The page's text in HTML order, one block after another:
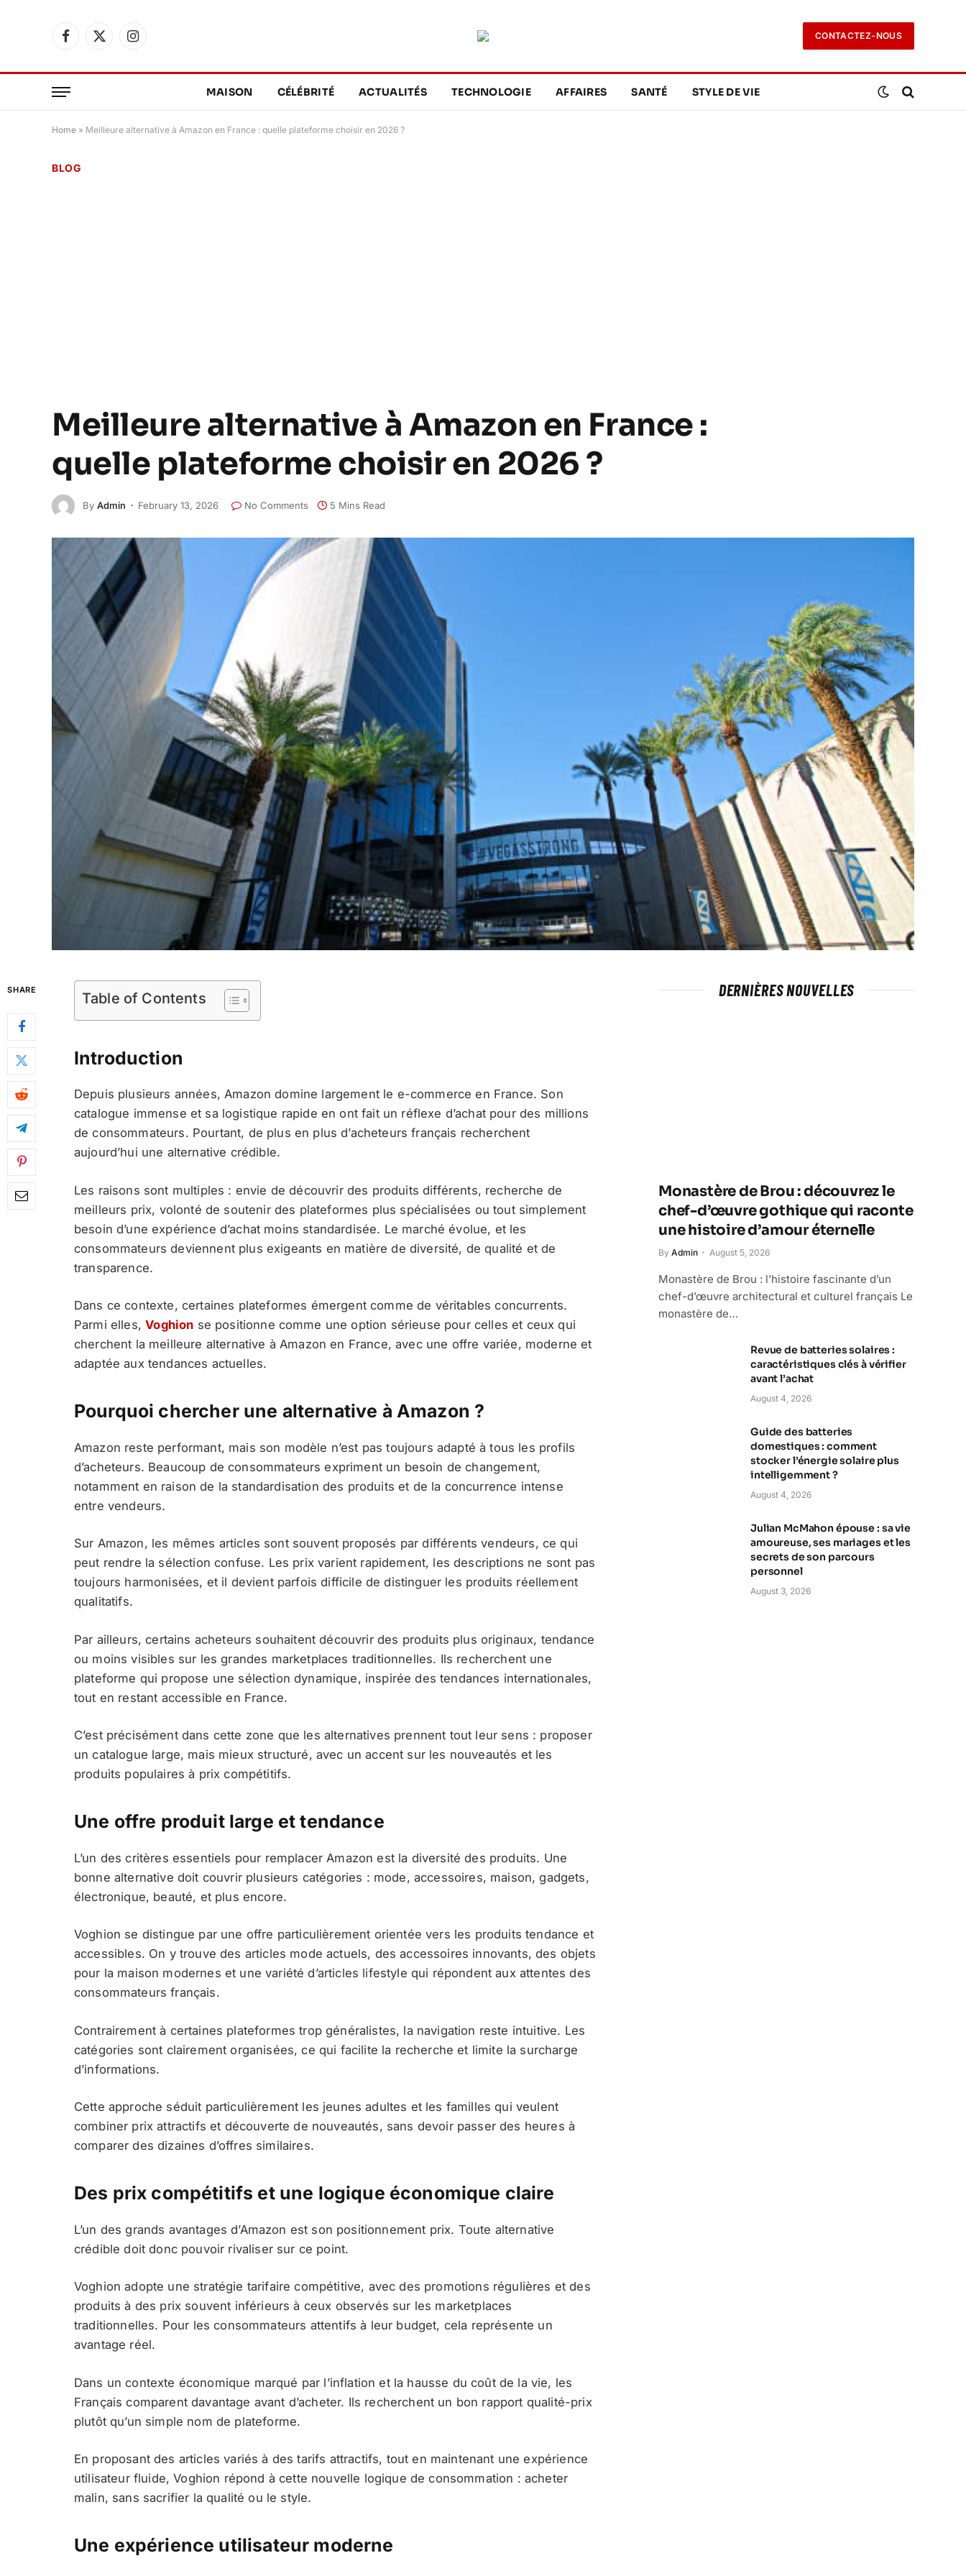
Facebook
X
Instagram
CONTACTEZ-NOUS
MAISON CÉLÉBRITÉ ACTUALITÉS TECHNOLOGIE AFFAIRES SANTÉ STYLE DE VIE
Home » Meilleure alternative à Amazon en France : quelle plateforme choisir en 2026 ?
BLOG
Meilleure alternative à Amazon en France :
quelle plateforme choisir en 2026 ?
By Admin February 13, 2026 No Comments 5 Mins Read
SHARE
Table of Contents
Introduction
Depuis plusieurs années, Amazon domine largement le e-commerce en France. Son
catalogue immense et sa logistique rapide en ont fait un réflexe d’achat pour des millions
de consommateurs. Pourtant, de plus en plus d’acheteurs français recherchent
aujourd’hui une alternative crédible.
Les raisons sont multiples : envie de découvrir des produits différents, recherche de
meilleurs prix, volonté de soutenir des plateformes plus spécialisées ou tout simplement
besoin d’une expérience d’achat moins standardisée. Le marché évolue, et les
consommateurs deviennent plus exigeants en matière de diversité, de qualité et de
transparence.
Dans ce contexte, certaines plateformes émergent comme de véritables concurrents.
Parmi elles, Voghion se positionne comme une option sérieuse pour celles et ceux qui
cherchent la meilleure alternative à Amazon en France, avec une offre variée, moderne et
adaptée aux tendances actuelles.
Pourquoi chercher une alternative à Amazon ?
Amazon reste performant, mais son modèle n’est pas toujours adapté à tous les profils
d’acheteurs. Beaucoup de consommateurs expriment un besoin de changement,
notamment en raison de la standardisation des produits et de la concurrence intense
entre vendeurs.
Sur Amazon, les mêmes articles sont souvent proposés par différents vendeurs, ce qui
peut rendre la sélection confuse. Les prix varient rapidement, les descriptions ne sont pas
toujours harmonisées, et il devient parfois difficile de distinguer les produits réellement
qualitatifs.
Par ailleurs, certains acheteurs souhaitent découvrir des produits plus originaux, tendance
ou moins visibles sur les grandes marketplaces traditionnelles. Ils recherchent une
plateforme qui propose une sélection dynamique, inspirée des tendances internationales,
tout en restant accessible en France.
C’est précisément dans cette zone que les alternatives prennent tout leur sens : proposer
un catalogue large, mais mieux structuré, avec un accent sur les nouveautés et les
produits populaires à prix compétitifs.
Une offre produit large et tendance
L’un des critères essentiels pour remplacer Amazon est la diversité des produits. Une
bonne alternative doit couvrir plusieurs catégories : mode, accessoires, maison, gadgets,
électronique, beauté, et plus encore.
Voghion se distingue par une offre particulièrement orientée vers les produits tendance et
accessibles. On y trouve des articles mode actuels, des accessoires innovants, des objets
pour la maison modernes et une variété d’articles lifestyle qui répondent aux attentes des
consommateurs français.
Contrairement à certaines plateformes trop généralistes, la navigation reste intuitive. Les
catégories sont clairement organisées, ce qui facilite la recherche et limite la surcharge
d’informations.
Cette approche séduit particulièrement les jeunes adultes et les familles qui veulent
combiner prix attractifs et découverte de nouveautés, sans devoir passer des heures à
comparer des dizaines d’offres similaires.
Des prix compétitifs et une logique économique claire
L’un des grands avantages d’Amazon est son positionnement prix. Toute alternative
crédible doit donc pouvoir rivaliser sur ce point.
Voghion adopte une stratégie tarifaire compétitive, avec des promotions régulières et des
produits à des prix souvent inférieurs à ceux observés sur les marketplaces
traditionnelles. Pour les consommateurs attentifs à leur budget, cela représente un
avantage réel.
Dans un contexte économique marqué par l’inflation et la hausse du coût de la vie, les
Français comparent davantage avant d’acheter. Ils recherchent un bon rapport qualité-prix
plutôt qu’un simple nom de plateforme.
En proposant des articles variés à des tarifs attractifs, tout en maintenant une expérience
utilisateur fluide, Voghion répond à cette nouvelle logique de consommation : acheter
malin, sans sacrifier la qualité ou le style.
Une expérience utilisateur moderne
DERNIÈRES NOUVELLES
Monastère de Brou : découvrez le
chef-d’œuvre gothique qui raconte
une histoire d’amour éternelle
By Admin August 5, 2026
Monastère de Brou : l’histoire fascinante d’un
chef-d’œuvre architectural et culturel français Le
monastère de…
Revue de batteries solaires :
caractéristiques clés à vérifier
avant l’achat
August 4, 2026
Guide des batteries
domestiques : comment
stocker l’énergie solaire plus
intelligemment ?
August 4, 2026
Julian McMahon épouse : sa vie
amoureuse, ses mariages et les
secrets de son parcours
personnel
August 3, 2026